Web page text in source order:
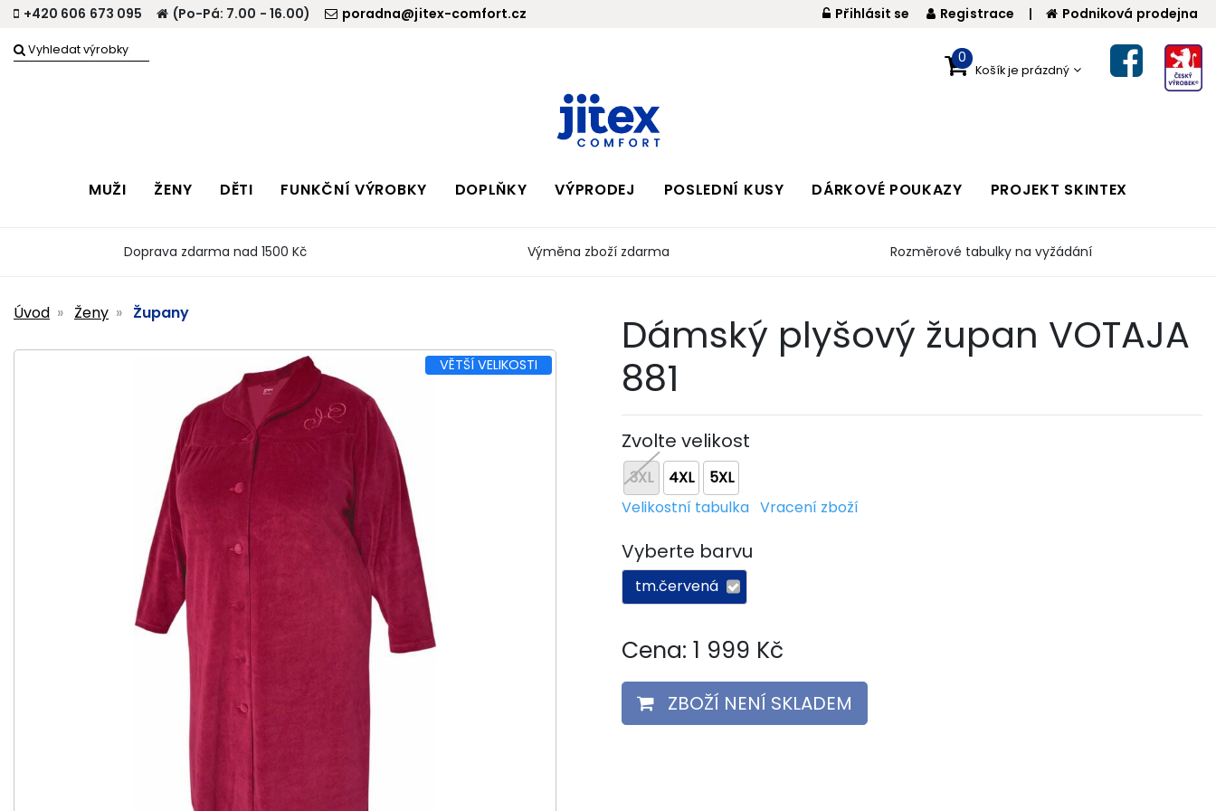
+420 606 673 095 (Po-Pá: 7.00 - 16.00) poradna@jitex-comfort.cz Přihlásit se Registrace | Podniková prodejna
0
Košík je prázdný
MUŽI ŽENY DĚTI FUNKČNÍ VÝROBKY DOPLŇKY VÝPRODEJ POSLEDNÍ KUSY DÁRKOVÉ POUKAZY PROJEKT SKINTEX
Doprava zdarma nad 1500 Kč Výměna zboží zdarma Rozměrové tabulky na vyžádání
Úvod Ženy Župany
VĚTŠÍ VELIKOSTI
Dámský plyšový župan VOTAJA
881
Zvolte velikost
3XL 4XL
5XL
Velikostní tabulka Vracení zboží
Vyberte barvu
tm.červená
Cena: 1 999 Kč
ZBOŽÍ NENÍ SKLADEM